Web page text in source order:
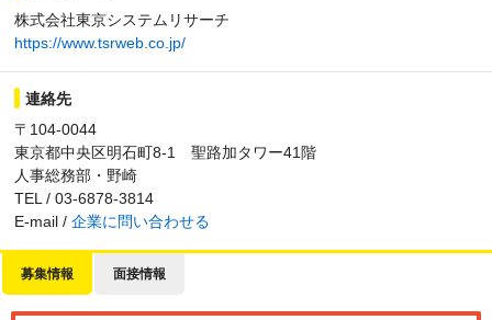
株式会社東京システムリサーチ
https://www.tsrweb.co.jp/
連絡先
〒104-0044
東京都中央区明石町8-1 聖路加タワー41階
人事総務部・野崎
TEL / 03-6878-3814
E-mail / 企業に問い合わせる
募集情報 面接情報